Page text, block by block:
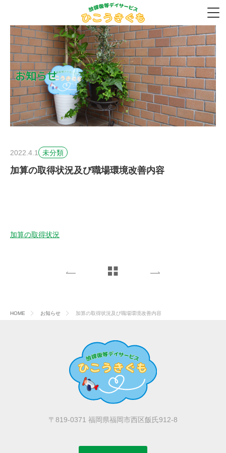
お知らせ
2022.4.1 未分類
加算の取得状況及び職場環境改善内容
加算の取得状況
HOME お知らせ 加算の取得状況及び職場環境改善内容
〒819-0371 福岡県福岡市西区飯氏912-8